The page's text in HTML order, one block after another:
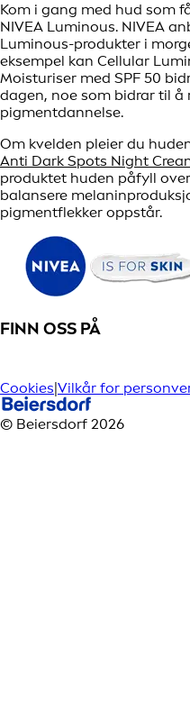
Kom i gang med hud som
NIVEA Luminous. NIVEA
Luminous-produkter i
eksempel kan Cellular
Moisturiser med SPF 50
dagen, noe som bidrar til å
pigmentdannelse.
Om kvelden pleier du
Anti Dark Spots Night
produktet huden påfyll
balansere
pigmentflekker oppstår.
FINN OSS PÅ
Cookies|Vilkår for
© Beiersdorf 2026